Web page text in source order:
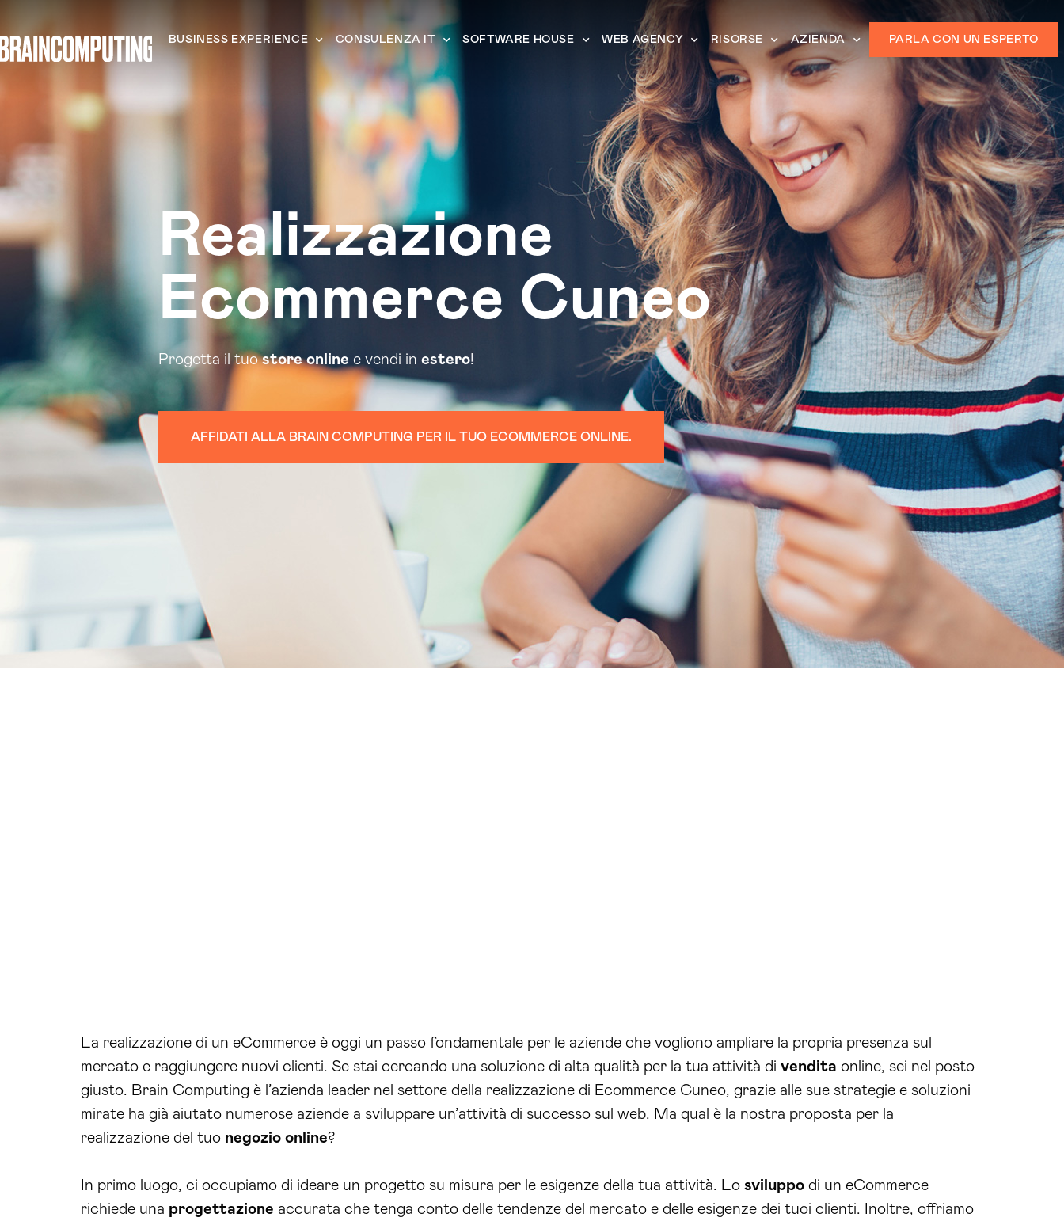
BUSINESS EXPERIENCE CONSULENZA IT SOFTWARE HOUSE WEB AGENCY RISORSE AZIENDA PARLA CON UN ESPERTO
Realizzazione
Ecommerce Cuneo
Progetta il tuostore online e vendi in estero!
AFFIDATI ALLA BRAIN COMPUTING PER IL TUO ECOMMERCE ONLINE.
La realizzazione di un eCommerce è oggi un passo fondamentale per le aziende che vogliono ampliare la propria presenza sul
mercato e raggiungere nuovi clienti. Se stai cercando una soluzione di alta qualità per la tua attività di vendita online, sei nel posto
giusto. Brain Computing è l’azienda leader nel settore della realizzazione di Ecommerce Cuneo, grazie alle sue strategie e soluzioni
mirate ha già aiutato numerose aziende a sviluppare un’attività di successo sul web. Ma qual è la nostra proposta per la
realizzazione del tuo negozio online?
In primo luogo, ci occupiamo di ideare un progetto su misura per le esigenze della tua attività. Lo sviluppo di un eCommerce
richiede una progettazione accurata che tenga conto delle tendenze del mercato e delle esigenze dei tuoi clienti. Inoltre, offriamo